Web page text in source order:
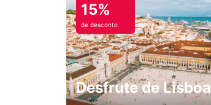
15%
de desconto
Desfrute de Lisboa